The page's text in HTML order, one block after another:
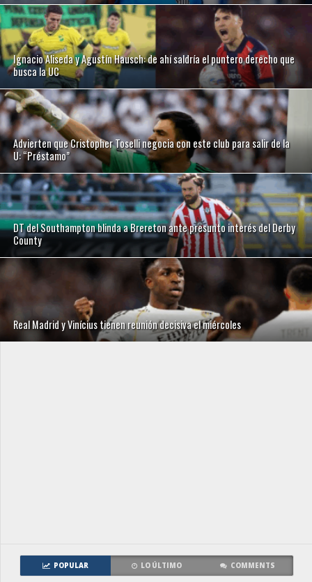
Ignacio Aliseda y Agustín Hausch: de ahí saldría el puntero derecho que
busca la UC
Advierten que Cristopher Toselli negocia con este club para salir de la
U: “Préstamo”
DT del Southampton blinda a Brereton ante presunto interés del Derby
County
Real Madrid y Vinícius tienen reunión decisiva el miércoles
POPULAR LO ÚLTIMO COMMENTS